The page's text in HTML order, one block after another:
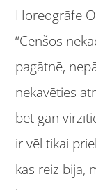
Horeogrāfe
“Cenšos
pagātnē,
nekavēties
bet gan
ir vēl tikai
kas reiz bija,